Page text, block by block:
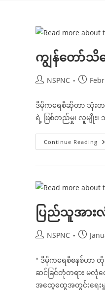
ကျွန်တော်သိ
PostNSPNC
Post
ဒီမိုကရေစီဆိုတာ သုံးတ
ရဲ့ ဖြစ်တည်မှု၊ လူမျိုး၊
Continue Reading
သိ
ရ
စီ
ပြည်သူအာ
PostNSPNC
Post
" ဒီမိုကရေစီစနစ်ဟာ
ဆင်ခြင်တုံတရား မလုံ
အထွေထွေအတွင်းရေး